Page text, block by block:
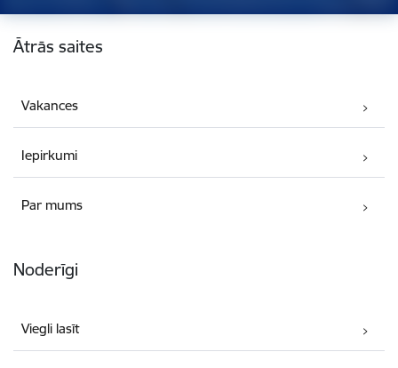
Kājene
Ātrās saites
Vakances
Iepirkumi
Par mums
Noderīgi
Viegli lasīt